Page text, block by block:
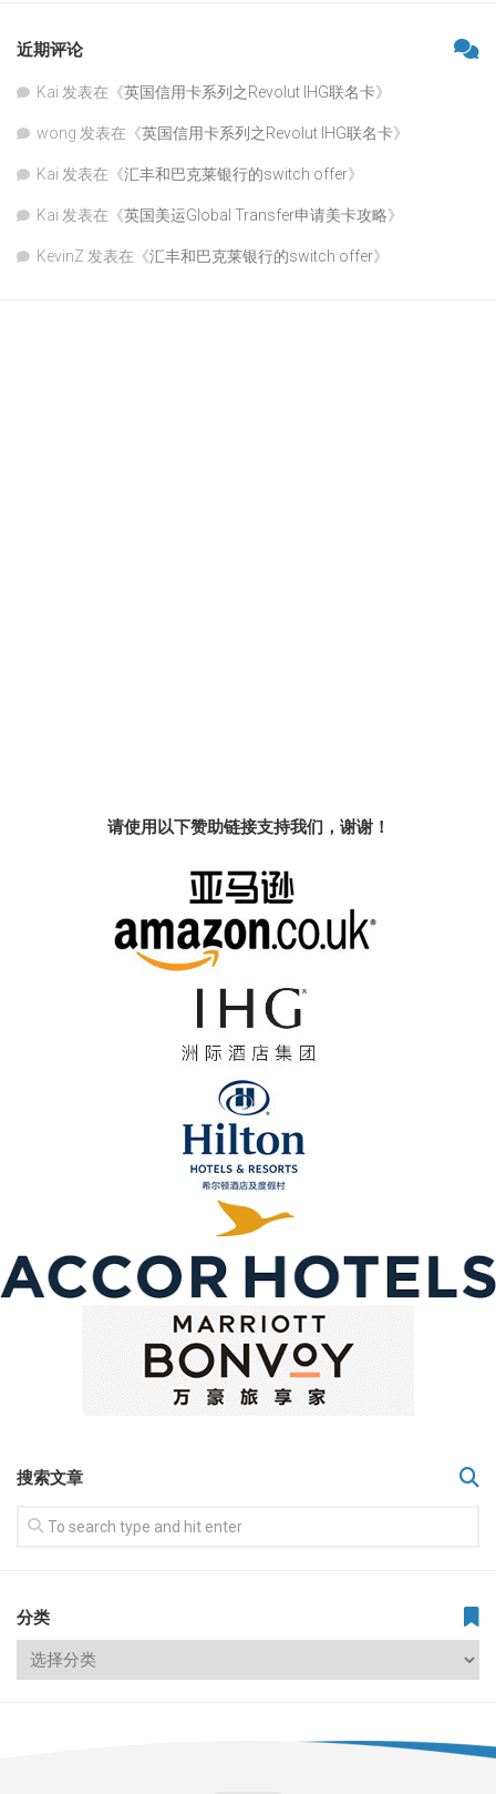
近期评论
Kai 发表在《英国信用卡系列之Revolut IHG联名卡》
wong 发表在《英国信用卡系列之Revolut IHG联名卡》
Kai 发表在《汇丰和巴克莱银行的switch offer》
Kai 发表在《英国美运Global Transfer申请美卡攻略》
KevinZ 发表在《汇丰和巴克莱银行的switch offer》
请使用以下赞助链接支持我们，谢谢！
搜索文章
分类